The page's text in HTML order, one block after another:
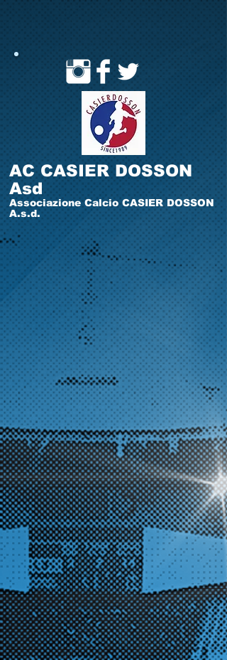
AC CASIER DOSSON
Asd
Associazione Calcio CASIER DOSSON
A.s.d.